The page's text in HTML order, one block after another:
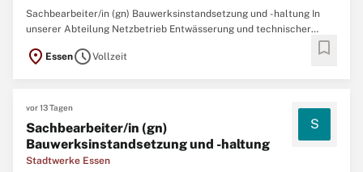
Sachbearbeiter/in (gn) Bauwerksinstandsetzung und -haltung In
unserer Abteilung Netzbetrieb Entwässerung und technischer
Shared Service suchen wir Sie zum nächstmöglichen Zeitpunkt als
Sachbearbeiter/in (gn) Bauwerksinstandsetzung und -haltung.
location_on EssenscheduleVollzeit bookmark
vor 13 Tagen
Sachbearbeiter/in (gn)
Bauwerksinstandsetzung und -haltung
Stadtwerke Essen
S